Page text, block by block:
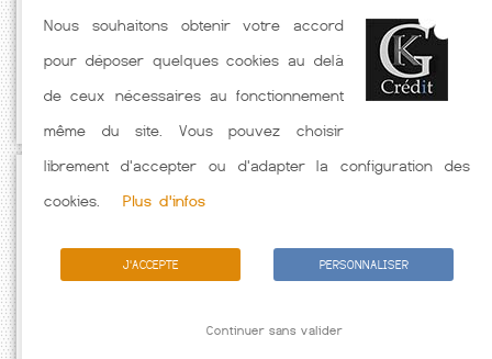
Immobilier pratiqués par nos partenaires bancaires. Meilleur Taux
hors assurance. Taux crédit immobilier indicatif fonction des
caractéristiques de l'emprunteur.
Nous souhaitons obtenir votre accord
pour déposer quelques cookies au delà
de ceux nécessaires au fonctionnement
même du site. Vous pouvez choisir
librement d'accepter ou d'adapter la configuration des
cookies.
Plus d'infos
J'ACCEPTE PERSONNALISER
Continuer sans valider